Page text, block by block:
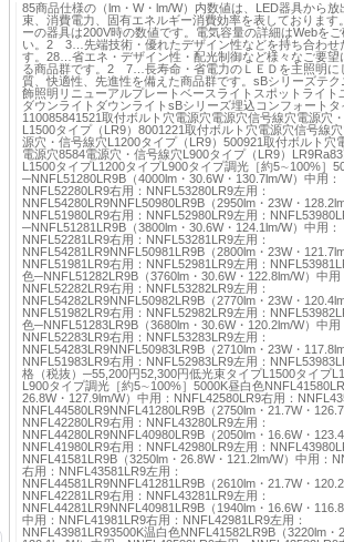
85商品仕様の（lm・W・lm/W）内数値は、LED器具から放
束、消費電力、固有エネルギー消費効率を表しております
ーの器具は200V時の数値です。電気容量の詳細はWebをご
い。2 3…先端技術・優れたデザイン性などを持ち合わせ
す。28…省エネ・デザイン性・配光制御など様々なご要望
る商品群です。2 7…長寿命・省電力のＬＥＤを主照明に
質、快適性、先進性を備えた商品群です。sBシリーズテク
飾照明リニューアルプレートベースライトスポットライト
ダウンライトダウンライトsBシリーズ埋込コンフォートタ
110085841521取付ボルト穴電源穴電源穴信号線穴電源穴
L1500タイプ（LR9）8001221取付ボルト穴電源穴信号線
源穴・信号線穴L1200タイプ（LR9）500921取付ボルト穴
電源穴8584電源穴・信号線穴L900タイプ（LR9）
L1500タイプL1200タイプL900タイプ調光［約5∼100%］
─NNFL51280LR9B（4000lm・30.6W・130.7lm/W）中用：
NNFL52280LR9右用：NNFL53280LR9左用：
NNFL54280LR9NNFL50980LR9B（2950lm・23W・
NNFL51980LR9右用：NNFL52980LR9左用：
─NNFL51281LR9B（3800lm・30.6W・124.1lm/W）中用：
NNFL52281LR9右用：NNFL53281LR9左用：
NNFL54281LR9NNFL50981LR9B（2800lm・23W・
NNFL51981LR9右用：NNFL52981LR9左用：
色─NNFL51282LR9B（3760lm・30.6W・122.8lm/W）中用
NNFL52282LR9右用：NNFL53282LR9左用：
NNFL54282LR9NNFL50982LR9B（2770lm・23W・
NNFL51982LR9右用：NNFL52982LR9左用：
色─NNFL51283LR9B（3680lm・30.6W・120.2lm/W）中用
NNFL52283LR9右用：NNFL53283LR9左用：
NNFL54283LR9NNFL50983LR9B（2710lm・23W・
NNFL51983LR9右用：NNFL52983LR9左用：
格（税抜）─55,200円52,300円低光束タイプL1500タイプ
L900タイプ調光［約5∼100%］5000K昼白色
26.8W・127.9lm/W）中用：NNFL42580LR9右用：
NNFL44580LR9NNFL41280LR9B（2750lm・21.7W・
NNFL42280LR9右用：NNFL43280LR9左用：
NNFL44280LR9NNFL40980LR9B（2050lm・16.6W・
NNFL41980LR9右用：NNFL42980LR9左用：
NNFL41581LR9B（3250lm・26.8W・121.2lm/W）中用：
右用：NNFL43581LR9左用：
NNFL44581LR9NNFL41281LR9B（2610lm・21.7W・
NNFL42281LR9右用：NNFL43281LR9左用：
NNFL44281LR9NNFL40981LR9B（1940lm・16.6W・
中用：NNFL41981LR9右用：NNFL42981LR9左用：
NNFL43981LR93500K温白色NNFL41582LR9B（3220lm・